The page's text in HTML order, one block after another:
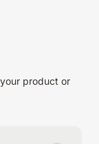
product or